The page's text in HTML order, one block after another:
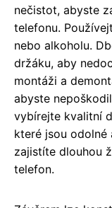
nečistot, abyste
telefonu.
nebo alkoholu.
držáku, aby
montáži a
abyste
vybírejte kvalitní
které jsou
zajistíte dlouhou
telefon.